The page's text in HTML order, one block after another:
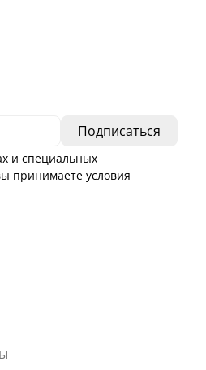
и специальных
принимаете условия